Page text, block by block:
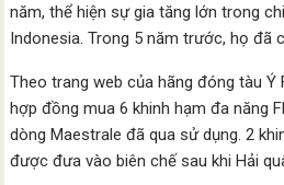
năm, thể hiện sự gia tăng lớn trong
Indonesia. Trong 5 năm trước, họ đã
Theo trang web của hãng đóng tàu Ý
hợp đồng mua 6 khinh hạm đa năng
dòng Maestrale đã qua sử dụng. 2
được đưa vào biên chế sau khi Hải